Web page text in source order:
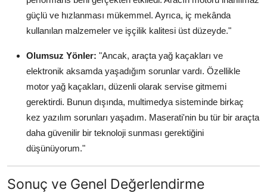
güçlü ve hızlanması mükemmel. Ayrıca, iç mekânda
kullanılan malzemeler ve işçilik kalitesi üst düzeyde."
Olumsuz Yönler: "Ancak, araçta yağ kaçakları ve
elektronik aksamda yaşadığım sorunlar vardı. Özellikle
motor yağ kaçakları, düzenli olarak servise gitmemi
gerektirdi. Bunun dışında, multimedya sisteminde birkaç
kez yazılım sorunları yaşadım. Maserati'nin bu tür bir araçta
daha güvenilir bir teknoloji sunması gerektiğini
düşünüyorum."
Sonuç ve Genel Değerlendirme